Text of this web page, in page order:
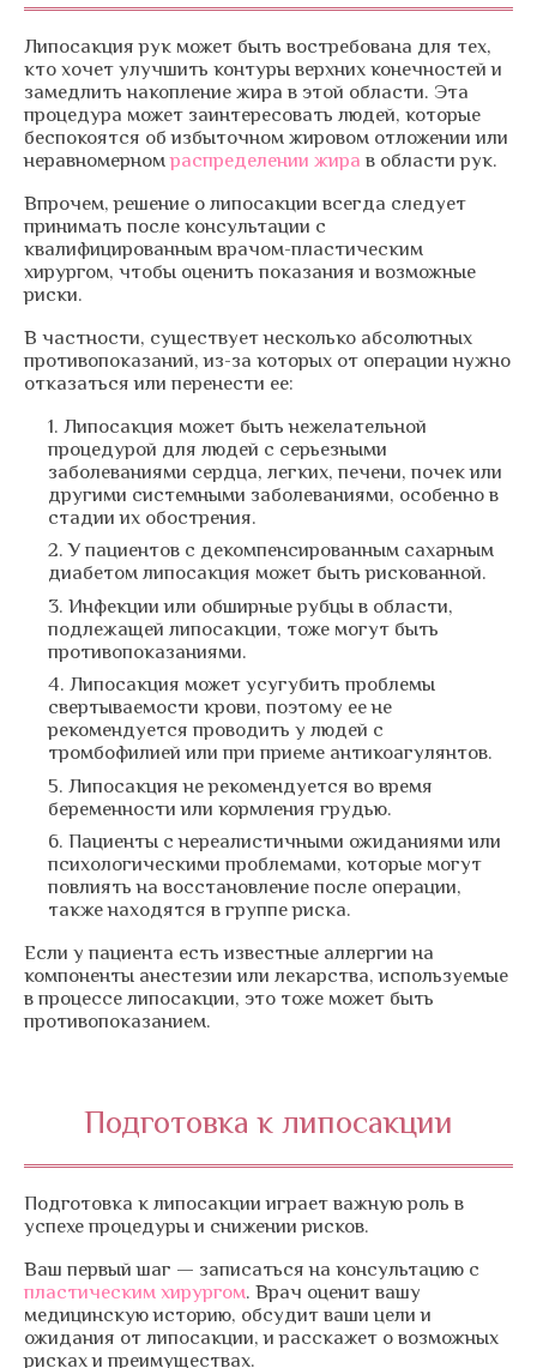
Липосакция рук может быть востребована для тех,
кто хочет улучшить контуры верхних конечностей и
замедлить накопление жира в этой области. Эта
процедура может заинтересовать людей, которые
беспокоятся об избыточном жировом отложении или
неравномерномраспределении жира в области рук.
Впрочем, решение о липосакции всегда следует
принимать после консультации с
квалифицированным врачом-пластическим
хирургом, чтобы оценить показания и возможные
риски.
В частности, существует несколько абсолютных
противопоказаний, из-за которых от операции нужно
отказаться или перенести ее:
Липосакция может быть нежелательной
процедурой для людей с серьезными
заболеваниями сердца, легких, печени, почек или
другими системными заболеваниями, особенно в
стадии их обострения.
У пациентов с декомпенсированным сахарным
диабетом липосакция может быть рискованной.
Инфекции или обширные рубцы в области,
подлежащей липосакции, тоже могут быть
противопоказаниями.
Липосакция может усугубить проблемы
свертываемости крови, поэтому ее не
рекомендуется проводить у людей с
тромбофилией или при приеме антикоагулянтов.
Липосакция не рекомендуется во время
беременности или кормления грудью.
Пациенты с нереалистичными ожиданиями или
психологическими проблемами, которые могут
повлиять на восстановление после операции,
также находятся в группе риска.
Если у пациента есть известные аллергии на
компоненты анестезии или лекарства, используемые
в процессе липосакции, это тоже может быть
противопоказанием.
Подготовка к липосакции
Подготовка к липосакции играет важную роль в
успехе процедуры и снижении рисков.
Ваш первый шаг — записаться на консультацию с
пластическим хирургом. Врач оценит вашу
медицинскую историю, обсудит ваши цели и
ожидания от липосакции, и расскажет о возможных
рисках и преимуществах.